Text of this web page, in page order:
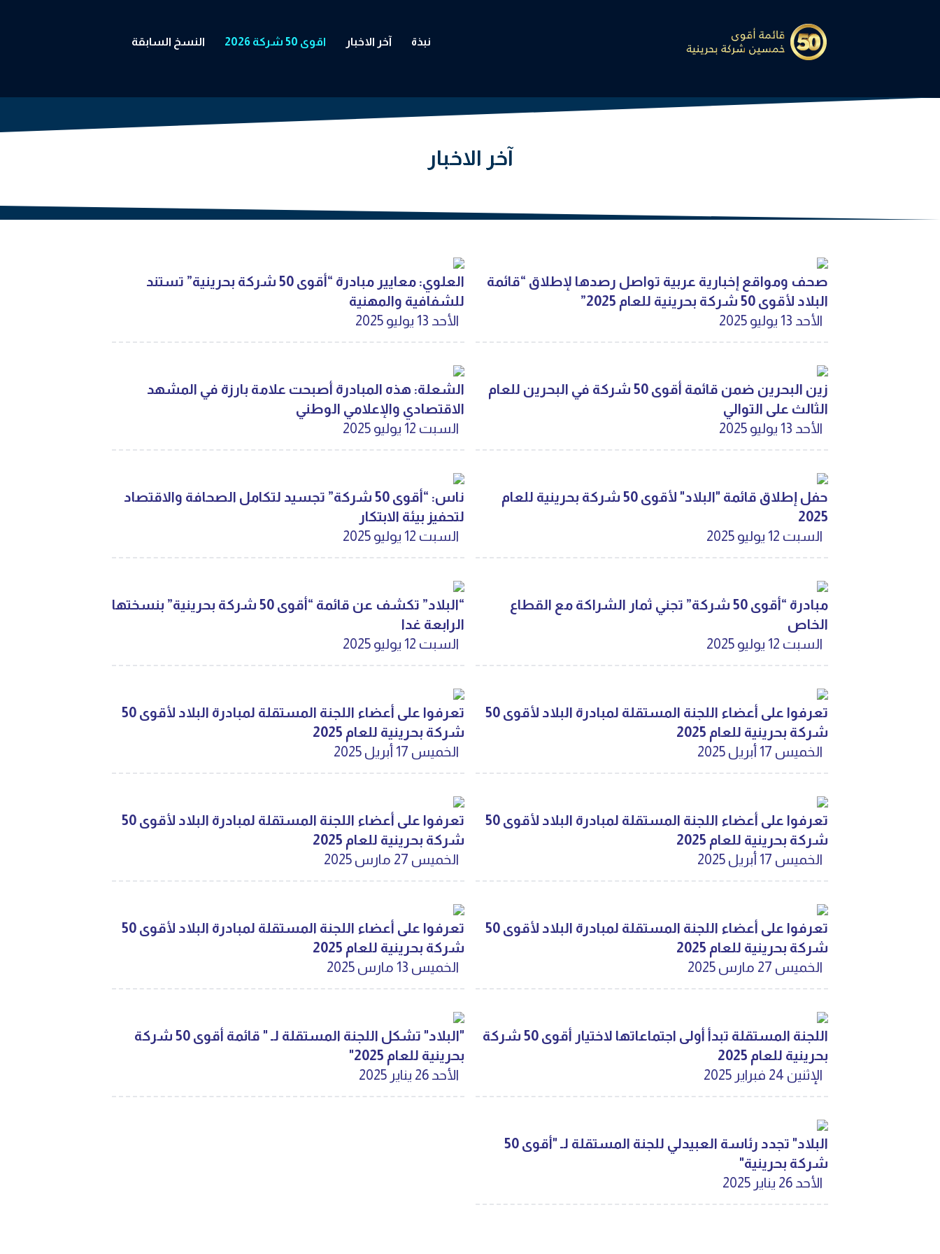
نبذة آخر الاخبار اقوى 50 شركة 2026 النسخ السابقة
آخر الاخبار
صحف ومواقع إخبارية عربية تواصل رصدها لإطلاق “قائمة
البلاد لأقوى 50 شركة بحرينية للعام 2025”
الأحد 13 يوليو 2025
العلوي: معايير مبادرة “أقوى 50 شركة بحرينية” تستند
للشفافية والمهنية
الأحد 13 يوليو 2025
زين البحرين ضمن قائمة أقوى 50 شركة في البحرين للعام
الثالث على التوالي
الأحد 13 يوليو 2025
الشعلة: هذه المبادرة أصبحت علامة بارزة في المشهد
الاقتصادي والإعلامي الوطني
السبت 12 يوليو 2025
حفل إطلاق قائمة "البلاد" لأقوى 50 شركة بحرينية للعام
2025
السبت 12 يوليو 2025
ناس: “أقوى 50 شركة” تجسيد لتكامل الصحافة والاقتصاد
لتحفيز بيئة الابتكار
السبت 12 يوليو 2025
مبادرة “أقوى 50 شركة” تجني ثمار الشراكة مع القطاع
الخاص
السبت 12 يوليو 2025
“البلاد” تكشف عن قائمة “أقوى 50 شركة بحرينية” بنسختها
الرابعة غدا
السبت 12 يوليو 2025
تعرفوا على أعضاء اللجنة المستقلة لمبادرة البلاد لأقوى 50
شركة بحرينية للعام 2025
الخميس 17 أبريل 2025
تعرفوا على أعضاء اللجنة المستقلة لمبادرة البلاد لأقوى 50
شركة بحرينية للعام 2025
الخميس 17 أبريل 2025
تعرفوا على أعضاء اللجنة المستقلة لمبادرة البلاد لأقوى 50
شركة بحرينية للعام 2025
الخميس 17 أبريل 2025
تعرفوا على أعضاء اللجنة المستقلة لمبادرة البلاد لأقوى 50
شركة بحرينية للعام 2025
الخميس 27 مارس 2025
تعرفوا على أعضاء اللجنة المستقلة لمبادرة البلاد لأقوى 50
شركة بحرينية للعام 2025
الخميس 27 مارس 2025
تعرفوا على أعضاء اللجنة المستقلة لمبادرة البلاد لأقوى 50
شركة بحرينية للعام 2025
الخميس 13 مارس 2025
اللجنة المستقلة تبدأ أولى اجتماعاتها لاختيار أقوى 50 شركة
بحرينية للعام 2025
الإثنين 24 فبراير 2025
"البلاد" تشكل اللجنة المستقلة لـ " قائمة أقوى 50 شركة
بحرينية للعام 2025"
الأحد 26 يناير 2025
البلاد" تجدد رئاسة العبيدلي للجنة المستقلة لـ "أقوى 50
شركة بحرينية"
الأحد 26 يناير 2025